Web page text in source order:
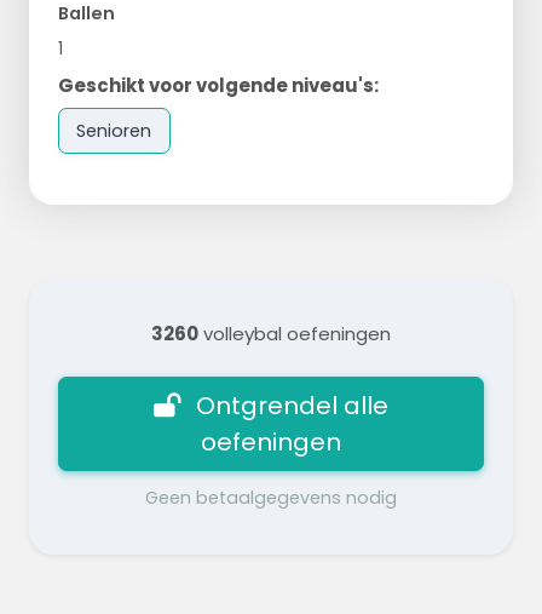
Ballen
1
Geschikt voor volgende niveau's:
Senioren
3260volleybal oefeningen
Ontgrendel alle
oefeningen
Geen betaalgegevens nodig